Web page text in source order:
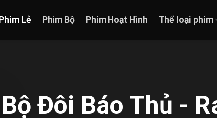
Phim Lẻ Phim Bộ Phim Hoạt Hình Thể loại phim
Bộ Đôi Báo Thủ -